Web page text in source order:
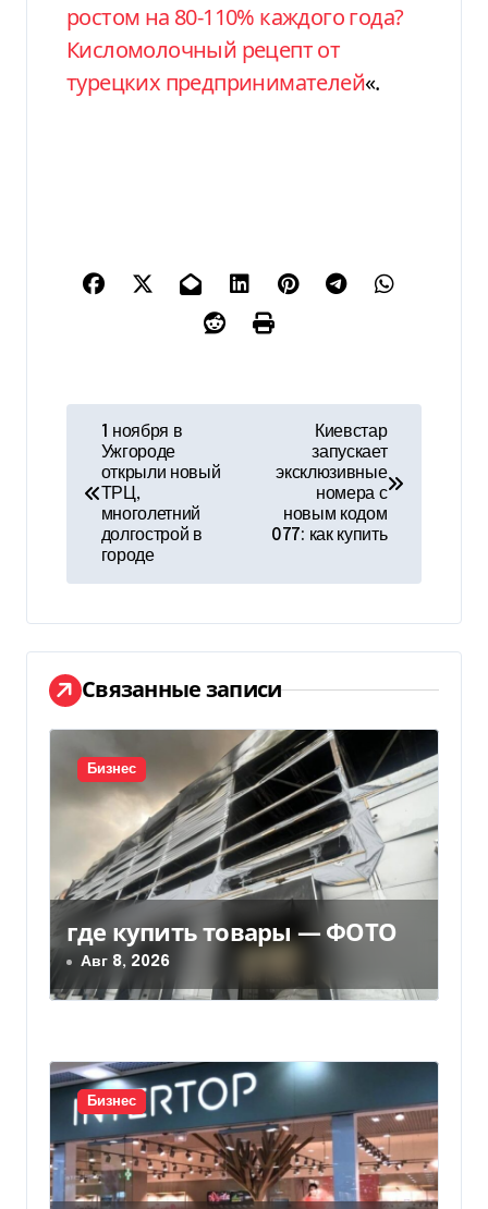
ростом на 80-110% каждого года?
Кисломолочный рецепт от
турецких предпринимателей«.
а
ц
и
я
о
з
а
п
и
с
я
м
1 ноября в
Ужгороде
открыли новый
ТРЦ,
многолетний
долгострой в
городе
Киевстар
запускает
эксклюзивные
номера с
новым кодом
077: как купить
Связанные записи
Бизнес
где купить товары — ФОТО
Авг 8, 2026
Бизнес